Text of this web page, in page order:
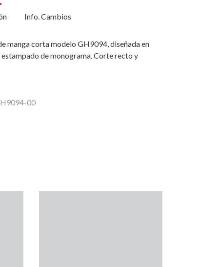
Info. Cambios
manga corta modelo GH9094, diseñada en
de monograma. Corte recto y
00